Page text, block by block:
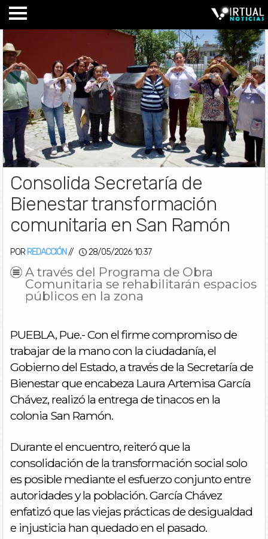
Consolida Secretaría de
Bienestar transformación
comunitaria en San Ramón
POR REDACCIÓN // 28/05/2026 10:37
A través del Programa de Obra
Comunitaria se rehabilitarán espacios
públicos en la zona
PUEBLA, Pue.- Con el firme compromiso de
trabajar de la mano con la ciudadanía, el
Gobierno del Estado, a través de la Secretaría de
Bienestar que encabeza Laura Artemisa García
Chávez, realizó la entrega de tinacos en la
colonia San Ramón.
Durante el encuentro, reiteró que la
consolidación de la transformación social solo
es posible mediante el esfuerzo conjunto entre
autoridades y la población. García Chávez
enfatizó que las viejas prácticas de desigualdad
e injusticia han quedado en el pasado.